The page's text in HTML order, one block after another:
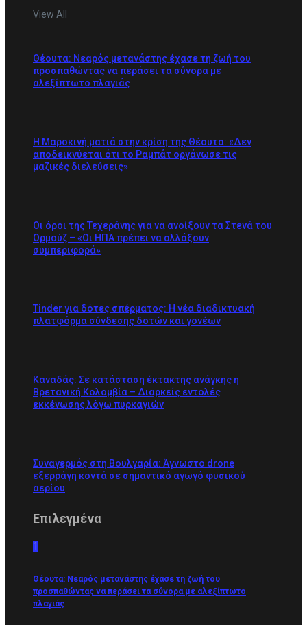
View All
Θέουτα: Νεαρός μετανάστης έχασε τη ζωή του
προσπαθώντας να περάσει τα σύνορα με
αλεξίπτωτο πλαγιάς
Η Μαροκινή ματιά στην κρίση της Θέουτα: «Δεν
αποδεικνύεται ότι το Ραμπάτ οργάνωσε τις
μαζικές διελεύσεις»
Οι όροι της Τεχεράνης για να ανοίξουν τα Στενά του
Ορμούζ – «Οι ΗΠΑ πρέπει να αλλάξουν
συμπεριφορά»
Tinder για δότες σπέρματος: Η νέα διαδικτυακή
πλατφόρμα σύνδεσης δοτών και γονέων
Καναδάς: Σε κατάσταση έκτακτης ανάγκης η
Βρετανική Κολομβία – Διαρκείς εντολές
εκκένωσης λόγω πυρκαγιών
Συναγερμός στη Βουλγαρία: Άγνωστο drone
εξερράγη κοντά σε σημαντικό αγωγό φυσικού
αερίου
Επιλεγμένα
1
Θέουτα: Νεαρός μετανάστης έχασε τη ζωή του
προσπαθώντας να περάσει τα σύνορα με αλεξίπτωτο
πλαγιάς